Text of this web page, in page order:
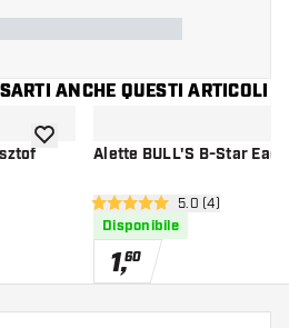
ANCHE QUESTI ARTICOLI
aggiungi alla lista dei desideri
Alette BULL'S B-Star
apri pannello
5 stelle di valutazione
5.0 (4)
Disponibile
1,60